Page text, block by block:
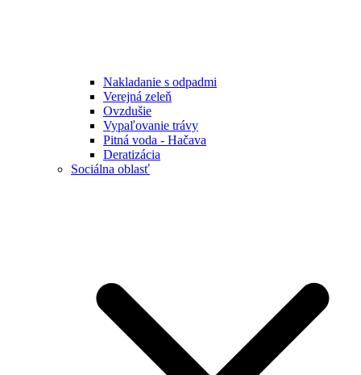
Nakladanie s odpadmi
Verejná zeleň
Ovzdušie
Vypaľovanie trávy
Pitná voda - Hačava
Deratizácia
Sociálna oblasť